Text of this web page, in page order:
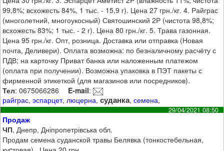
99,8%; всхожесть 84%, 1 тыс. - 15,9 г). Цена 27 грн./кг. 4. Райграс
(многолетний, многоукосный) Святошинский 2Р (чистота 98,8%;
всхожесть 83%; 1 тыс. - 2 г). Цена 80 грн./кг. 5. Трава газонная.
Цена 95 грн./кг. Опт, розница. Доставка или отправка (Новая
почта, Деливери). Оплата возможна: по безналичному расчёту с
ПДВ; на карточку Приват банка или наложенным платежом
(оплата при получении). Возможна упаковка в ПЭТ пакеты с
фирменной этикеткой (для магазинов или посредников).
Тел: 0675066286 E-mail:
райграс,эспарцет,люцерна,суданка,семена,
29/04/2021 08:50
Продаж
ЧП, Днепр, Дніпропетрівська обл.
Продам семена суданской травы Белявка (тонкостебельная,